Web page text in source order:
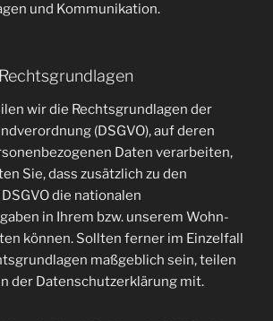
und Kommunikation.
wir die Rechtsgrundlagen der
(DSGVO), auf deren
Daten verarbeiten,
Sie, dass zusätzlich zu den
die nationalen
in Ihrem bzw. unserem Wohn-
können. Sollten ferner im Einzelfall
maßgeblich sein, teilen
der Datenschutzerklärung mit.